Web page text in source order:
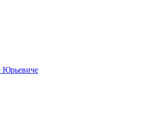
Юрьевиче